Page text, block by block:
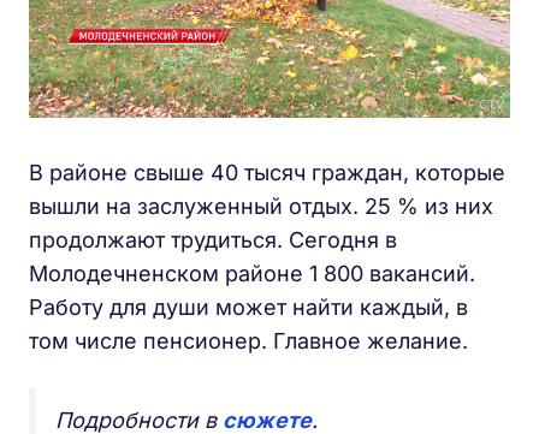
В районе свыше 40 тысяч граждан, которые
вышли на заслуженный отдых. 25 % из них
продолжают трудиться. Сегодня в
Молодечненском районе 1 800 вакансий.
Работу для души может найти каждый, в
том числе пенсионер. Главное желание.
Подробности в сюжете.